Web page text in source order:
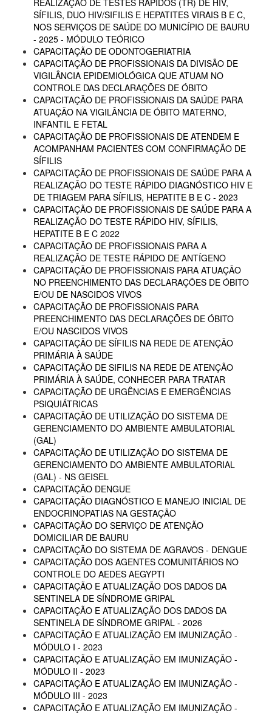
REALIZAÇÃO DE TESTES RÁPIDOS (TR) DE HIV,
SÍFILIS, DUO HIV/SIFILIS E HEPATITES VIRAIS B E C,
NOS SERVIÇOS DE SAÚDE DO MUNICÍPIO DE BAURU
- 2025 - MÓDULO TEÓRICO
CAPACITAÇÃO DE ODONTOGERIATRIA
CAPACITAÇÃO DE PROFISSIONAIS DA DIVISÃO DE
VIGILÂNCIA EPIDEMIOLÓGICA QUE ATUAM NO
CONTROLE DAS DECLARAÇÕES DE ÓBITO
CAPACITAÇÃO DE PROFISSIONAIS DA SAÚDE PARA
ATUAÇÃO NA VIGILÂNCIA DE ÓBITO MATERNO,
INFANTIL E FETAL
CAPACITAÇÃO DE PROFISSIONAIS DE ATENDEM E
ACOMPANHAM PACIENTES COM CONFIRMAÇÃO DE
SÍFILIS
CAPACITAÇÃO DE PROFISSIONAIS DE SAÚDE PARA A
REALIZAÇÃO DO TESTE RÁPIDO DIAGNÓSTICO HIV E
DE TRIAGEM PARA SÍFILIS, HEPATITE B E C - 2023
CAPACITAÇÃO DE PROFISSIONAIS DE SAÚDE PARA A
REALIZAÇÃO DO TESTE RÁPIDO HIV, SÍFILIS,
HEPATITE B E C 2022
CAPACITAÇÃO DE PROFISSIONAIS PARA A
REALIZAÇÃO DE TESTE RÁPIDO DE ANTÍGENO
CAPACITAÇÃO DE PROFISSIONAIS PARA ATUAÇÃO
NO PREENCHIMENTO DAS DECLARAÇÕES DE ÓBITO
E/OU DE NASCIDOS VIVOS
CAPACITAÇÃO DE PROFISSIONAIS PARA
PREENCHIMENTO DAS DECLARAÇÕES DE ÓBITO
E/OU NASCIDOS VIVOS
CAPACITAÇÃO DE SÍFILIS NA REDE DE ATENÇÃO
PRIMÁRIA À SAÚDE
CAPACITAÇÃO DE SIFILIS NA REDE DE ATENÇÃO
PRIMÁRIA À SAÚDE, CONHECER PARA TRATAR
CAPACITAÇÃO DE URGÊNCIAS E EMERGÊNCIAS
PSIQUIÁTRICAS
CAPACITAÇÃO DE UTILIZAÇÃO DO SISTEMA DE
GERENCIAMENTO DO AMBIENTE AMBULATORIAL
(GAL)
CAPACITAÇÃO DE UTILIZAÇÃO DO SISTEMA DE
GERENCIAMENTO DO AMBIENTE AMBULATORIAL
(GAL) - NS GEISEL
CAPACITAÇÃO DENGUE
CAPACITAÇÃO DIAGNÓSTICO E MANEJO INICIAL DE
ENDOCRINOPATIAS NA GESTAÇÃO
CAPACITAÇÃO DO SERVIÇO DE ATENÇÃO
DOMICILIAR DE BAURU
CAPACITAÇÃO DO SISTEMA DE AGRAVOS - DENGUE
CAPACITAÇÃO DOS AGENTES COMUNITÁRIOS NO
CONTROLE DO AEDES AEGYPTI
CAPACITAÇÃO E ATUALIZAÇÃO DOS DADOS DA
SENTINELA DE SÍNDROME GRIPAL
CAPACITAÇÃO E ATUALIZAÇÃO DOS DADOS DA
SENTINELA DE SÍNDROME GRIPAL - 2026
CAPACITAÇÃO E ATUALIZAÇÃO EM IMUNIZAÇÃO -
MÓDULO I - 2023
CAPACITAÇÃO E ATUALIZAÇÃO EM IMUNIZAÇÃO -
MÓDULO II - 2023
CAPACITAÇÃO E ATUALIZAÇÃO EM IMUNIZAÇÃO -
MÓDULO III - 2023
CAPACITAÇÃO E ATUALIZAÇÃO EM IMUNIZAÇÃO -